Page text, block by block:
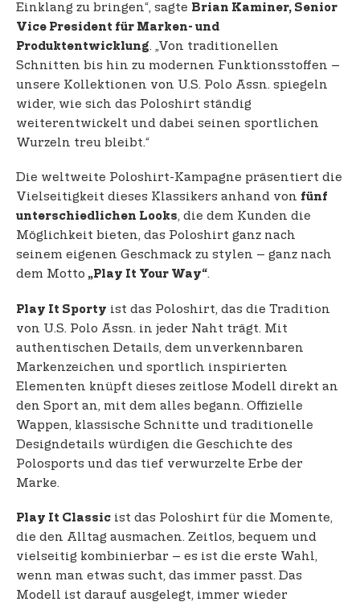
Einklang zu bringen“, sagte Brian Kaminer, Senior
Vice President für Marken- und
Produktentwicklung. „Von traditionellen
Schnitten bis hin zu modernen Funktionsstoffen –
unsere Kollektionen von U.S. Polo Assn. spiegeln
wider, wie sich das Poloshirt ständig
weiterentwickelt und dabei seinen sportlichen
Wurzeln treu bleibt.“
Die weltweite Poloshirt-Kampagne präsentiert die
Vielseitigkeit dieses Klassikers anhand von fünf
unterschiedlichen Looks, die dem Kunden die
Möglichkeit bieten, das Poloshirt ganz nach
seinem eigenen Geschmack zu stylen – ganz nach
dem Motto „Play It Your Way“.
Play It Sporty ist das Poloshirt, das die Tradition
von U.S. Polo Assn. in jeder Naht trägt. Mit
authentischen Details, dem unverkennbaren
Markenzeichen und sportlich inspirierten
Elementen knüpft dieses zeitlose Modell direkt an
den Sport an, mit dem alles begann. Offizielle
Wappen, klassische Schnitte und traditionelle
Designdetails würdigen die Geschichte des
Polosports und das tief verwurzelte Erbe der
Marke.
Play It Classic ist das Poloshirt für die Momente,
die den Alltag ausmachen. Zeitlos, bequem und
vielseitig kombinierbar – es ist die erste Wahl,
wenn man etwas sucht, das immer passt. Das
Modell ist darauf ausgelegt, immer wieder